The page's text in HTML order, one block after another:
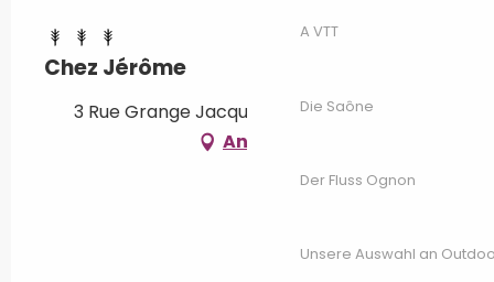
A VTT
Die Saône
Der Fluss Ognon
Unsere Auswahl an
Chez Jérôme
3 Rue Grange Jacquot, 70000 Andelarre
Anfahrt